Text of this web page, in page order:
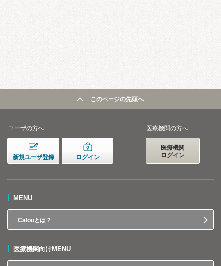
このページの先頭へ
ユーザの方へ
新規ユーザ登録 ログイン
医療機関の方へ
医療機関
ログイン
MENU
Calooとは？
医療機関向けMENU